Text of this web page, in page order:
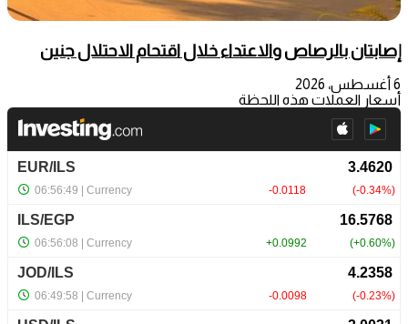
إصابتان بالرصاص والاعتداء خلال اقتحام الاحتلال جنين
6 أغسطس، 2026
أسعار العملات هذه اللحظة